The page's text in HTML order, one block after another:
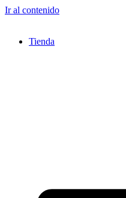
Ir al contenido
Tienda